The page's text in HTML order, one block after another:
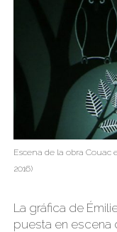
Escena de la obra Couac
2016)
La gráfica de
puesta en escena